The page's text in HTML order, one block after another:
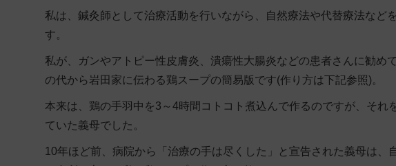
私は、鍼灸師として治療活動を行いながら、自然療法や代替療法など
す。
私が、ガンやアトピー性皮膚炎、潰瘍性大腸炎などの患者さんに勧め
の代から岩田家に伝わる鶏スープの簡易版です(作り方は下記参照)。
本来は、鶏の手羽中を3～4時間コトコト煮込んで作るのですが、それ
ていた義母でした。
10年ほど前、病院から「治療の手は尽くした」と宣告された義母は、